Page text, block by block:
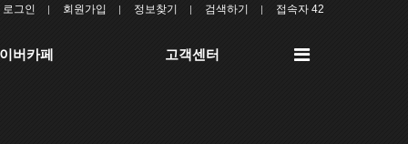
로그인 회원가입 정보찾기 검색하기 접속자 42
버카페 고객센터
전